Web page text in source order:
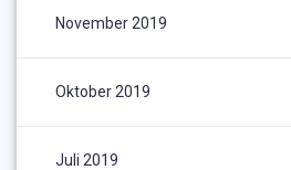
November 2019
Oktober 2019
Juli 2019